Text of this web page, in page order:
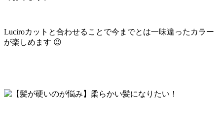
Luciroカットと合わせることで今までとは一味違ったカラー
が楽しめます 😉